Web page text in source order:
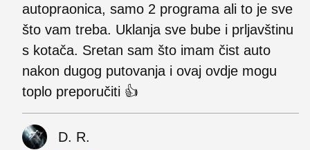
autopraonica, samo 2 programa ali to je sve
što vam treba. Uklanja sve bube i prljavštinu
s kotača. Sretan sam što imam čist auto
nakon dugog putovanja i ovaj ovdje mogu
toplo preporučiti 👍
D. R.